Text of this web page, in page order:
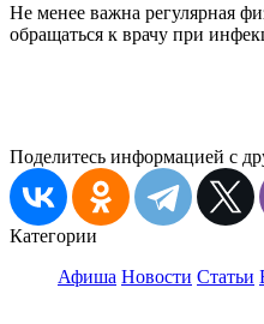
Не менее важна регулярная
обращаться к врачу при
Поделитесь информацией с
Категории
Афиша Новости Статьи